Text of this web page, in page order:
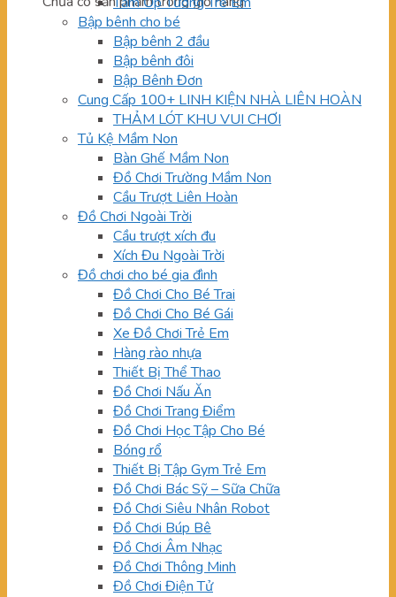
Bập bênh cho bé
Bập bênh 2 đầu
Bập bênh đôi
Bập Bênh Đơn
Cung Cấp 100+ LINH KIỆN NHÀ LIÊN HOÀN
THẢM LÓT KHU VUI CHƠI
Tủ Kệ Mầm Non
Bàn Ghế Mầm Non
Đồ Chơi Trường Mầm Non
Cầu Trượt Liên Hoàn
Đồ Chơi Ngoài Trời
Cầu trượt xích đu
Xích Đu Ngoài Trời
Đồ chơi cho bé gia đình
Đồ Chơi Cho Bé Trai
Đồ Chơi Cho Bé Gái
Xe Đồ Chơi Trẻ Em
Hàng rào nhựa
Thiết Bị Thể Thao
Đồ Chơi Nấu Ăn
Đồ Chơi Trang Điểm
Đồ Chơi Học Tập Cho Bé
Bóng rổ
Thiết Bị Tập Gym Trẻ Em
Đồ Chơi Bác Sỹ – Sữa Chữa
Đồ Chơi Siêu Nhân Robot
Đồ Chơi Búp Bê
Đồ Chơi Âm Nhạc
Đồ Chơi Thông Minh
Đồ Chơi Điện Tử